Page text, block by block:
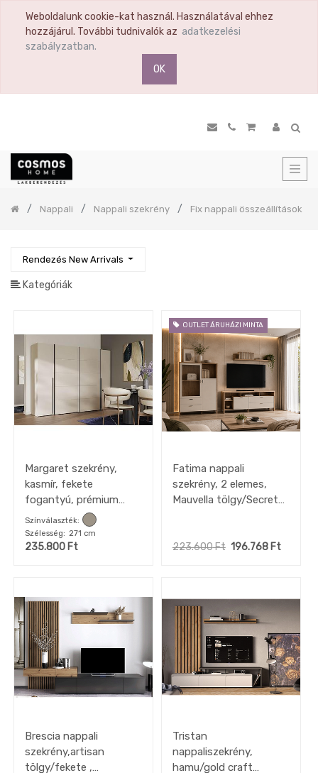
Weboldalunk cookie-kat használ. Használatával ehhez
hozzájárul. További tudnivalók az adatkezelési
szabályzatban.
OK
Nappali Nappali szekrény Fix nappali összeállítások
Rendezés New Arrivals
Kategóriák
TERMÉK
KATEGÓRIA
termék
Nappali
szekrény
Fix
összeállítások
TV
állvány
Dohányzóasztal
asztal
Komód
Vitrin
Polc
Hálószoba
Előszoba
Tükör
Konyha
Konyhai
gépek
készletről
Fürdőszoba
Gyerekszoba
Iroda
Tapéta,
Függöny,
Lakástextil
Szőnyeg
DEKO
kiegészítők,
faliképek
Margaret szekrény,
kasmír, fekete
fogantyú, prémium
belső felszereltséggel,
271x211x61 cm
Színválaszték
Szélesség
271 cm
235.800 Ft
OUTLET ÁRUHÁZI MINTA
Fatima nappali
szekrény, 2 elemes,
Mauvella tölgy/Secret
223.600Ft 196.768Ft
Brescia nappali
szekrény,artisan
tölgy/fekete ,
Tristan
nappaliszekrény,
hamu/gold craft